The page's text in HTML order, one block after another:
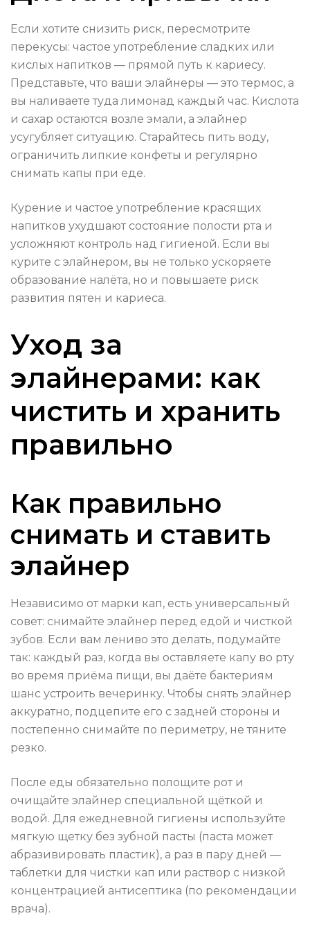
Если хотите снизить риск, пересмотрите
перекусы: частое употребление сладких или
кислых напитков — прямой путь к кариесу.
Представьте, что ваши элайнеры — это термос, а
вы наливаете туда лимонад каждый час. Кислота
и сахар остаются возле эмали, а элайнер
усугубляет ситуацию. Старайтесь пить воду,
ограничить липкие конфеты и регулярно
снимать капы при еде.
Курение и частое употребление красящих
напитков ухудшают состояние полости рта и
усложняют контроль над гигиеной. Если вы
курите с элайнером, вы не только ускоряете
образование налёта, но и повышаете риск
развития пятен и кариеса.
Уход за
элайнерами: как
чистить и хранить
правильно
Как правильно
снимать и ставить
элайнер
Независимо от марки кап, есть универсальный
совет: снимайте элайнер перед едой и чисткой
зубов. Если вам лениво это делать, подумайте
так: каждый раз, когда вы оставляете капу во рту
во время приёма пищи, вы даёте бактериям
шанс устроить вечеринку. Чтобы снять элайнер
аккуратно, подцепите его с задней стороны и
постепенно снимайте по периметру, не тяните
резко.
После еды обязательно полощите рот и
очищайте элайнер специальной щёткой и
водой. Для ежедневной гигиены используйте
мягкую щетку без зубной пасты (паста может
абразивировать пластик), а раз в пару дней —
таблетки для чистки кап или раствор с низкой
концентрацией антисептика (по рекомендации
врача).